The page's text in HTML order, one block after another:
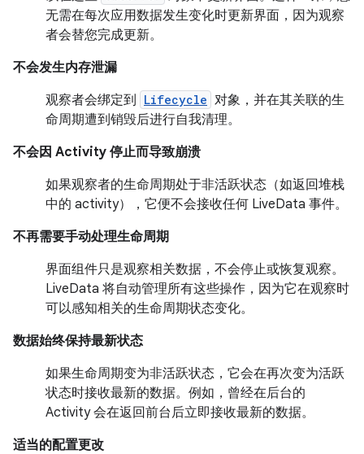
无需在每次应用数据发生变化时更新界面，因为观察
者会替您完成更新。
不会发生内存泄漏
观察者会绑定到
Lifecycle 对象，并在其关联的生
命周期遭到销毁后进行自我清理。
不会因 Activity 停止而导致崩溃
如果观察者的生命周期处于非活跃状态（如返回堆栈
中的 activity），它便不会接收任何 LiveData 事件。
不再需要手动处理生命周期
界面组件只是观察相关数据，不会停止或恢复观察。
LiveData 将自动管理所有这些操作，因为它在观察时
可以感知相关的生命周期状态变化。
数据始终保持最新状态
如果生命周期变为非活跃状态，它会在再次变为活跃
状态时接收最新的数据。例如，曾经在后台的
Activity 会在返回前台后立即接收最新的数据。
适当的配置更改